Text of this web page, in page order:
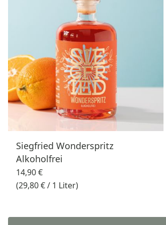
Siegfried Wonderspritz
Alkoholfrei
14,90 €
(29,80 € / 1 Liter)